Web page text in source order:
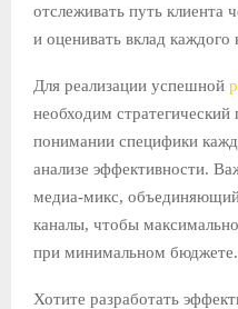
отслеживать путь клиента
и оценивать вклад каждого
Для реализации успешной
необходим
понимании специфики
анализе эффективности.
медиа-микс,
каналы, чтобы
при минимальном бюджете.
Хотите разработать